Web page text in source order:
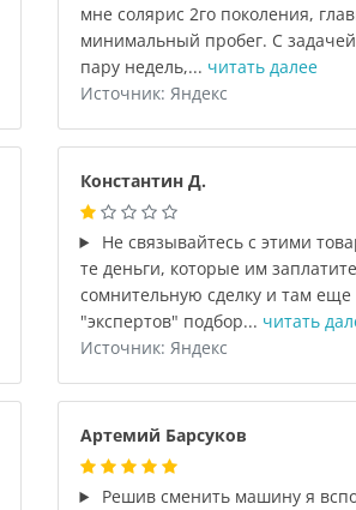
мне солярис 2го поколения,
минимальный пробег. С
пару недель,... читать далее
Источник: Яндекс
Константин Д.
Не связывайтесь с этими
те деньги, которые им
сомнительную сделку и там еще
"экспертов" подбор... читать
Источник: Яндекс
Артемий Барсуков
Решив сменить машину я